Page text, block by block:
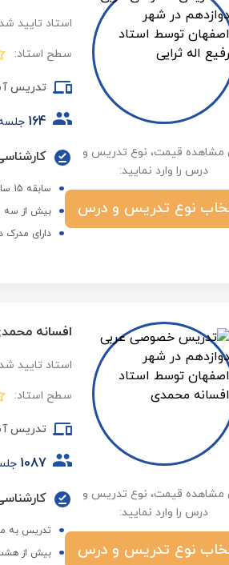
مشاهده قیمت، نوع تدریس و
درس را وارد نمایید:
نوع تدریس و درس
استاد تایید
سطح استاد:
تدریس
164
سابقه 15 سال تدریس ادبیات عرب و معارف اسلامی در حوزه و دانشگاه
بیش از سه
دارای مدرک
مشاهده قیمت، نوع تدریس و
درس را وارد نمایید:
نوع تدریس و درس
افسانه
استاد تایید
سطح استاد:
تدریس
1087
تدریس به مدت 8 سال در دبیرستان های کوثردانش، سنجش،
بیش از